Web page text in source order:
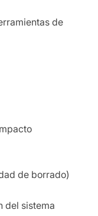
de
de borrado)
del sistema